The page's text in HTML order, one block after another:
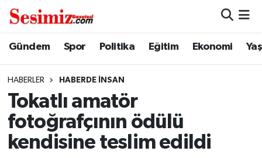
Gündem Spor Politika Eğitim Ekonomi
HABERLER HABERDE INSAN
Tokatlı amatör
fotoğrafçının ödülü
kendisine teslim edildi
Dünya
Ekonomi
Genel
Nöbetçi Eczaneler
Namaz Vakitleri
Trafik Durumu